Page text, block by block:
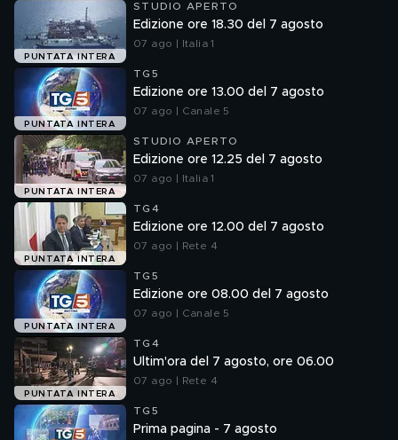
PUNTATA INTERA
STUDIO APERTO
Edizione ore 18.30 del 7 agosto
07 ago | Italia 1
PUNTATA INTERA
TG5
Edizione ore 13.00 del 7 agosto
07 ago | Canale 5
PUNTATA INTERA
STUDIO APERTO
Edizione ore 12.25 del 7 agosto
07 ago | Italia 1
PUNTATA INTERA
TG4
Edizione ore 12.00 del 7 agosto
07 ago | Rete 4
PUNTATA INTERA
TG5
Edizione ore 08.00 del 7 agosto
07 ago | Canale 5
PUNTATA INTERA
TG4
Ultim'ora del 7 agosto, ore 06.00
07 ago | Rete 4
TG5
Prima pagina - 7 agosto